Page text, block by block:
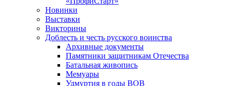
Новинки
Выставки
Викторины
Доблесть и честь русского воинства
Архивные документы
Памятники защитникам Отечества
Батальная живопись
Мемуары
Удмуртия в годы ВОВ